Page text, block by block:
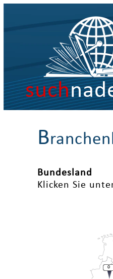
such
B
Bundesland
Klicken Sie
0